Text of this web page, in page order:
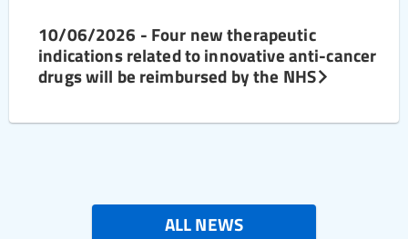
10/06/2026 - Four new therapeutic
indications related to innovative anti-cancer
drugs will be reimbursed by the NHS
ALL NEWS